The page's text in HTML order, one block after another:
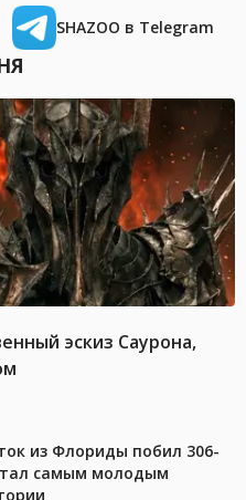
SHAZOO в Telegram
эскиз Саурона,
из Флориды побил 306-
самым молодым